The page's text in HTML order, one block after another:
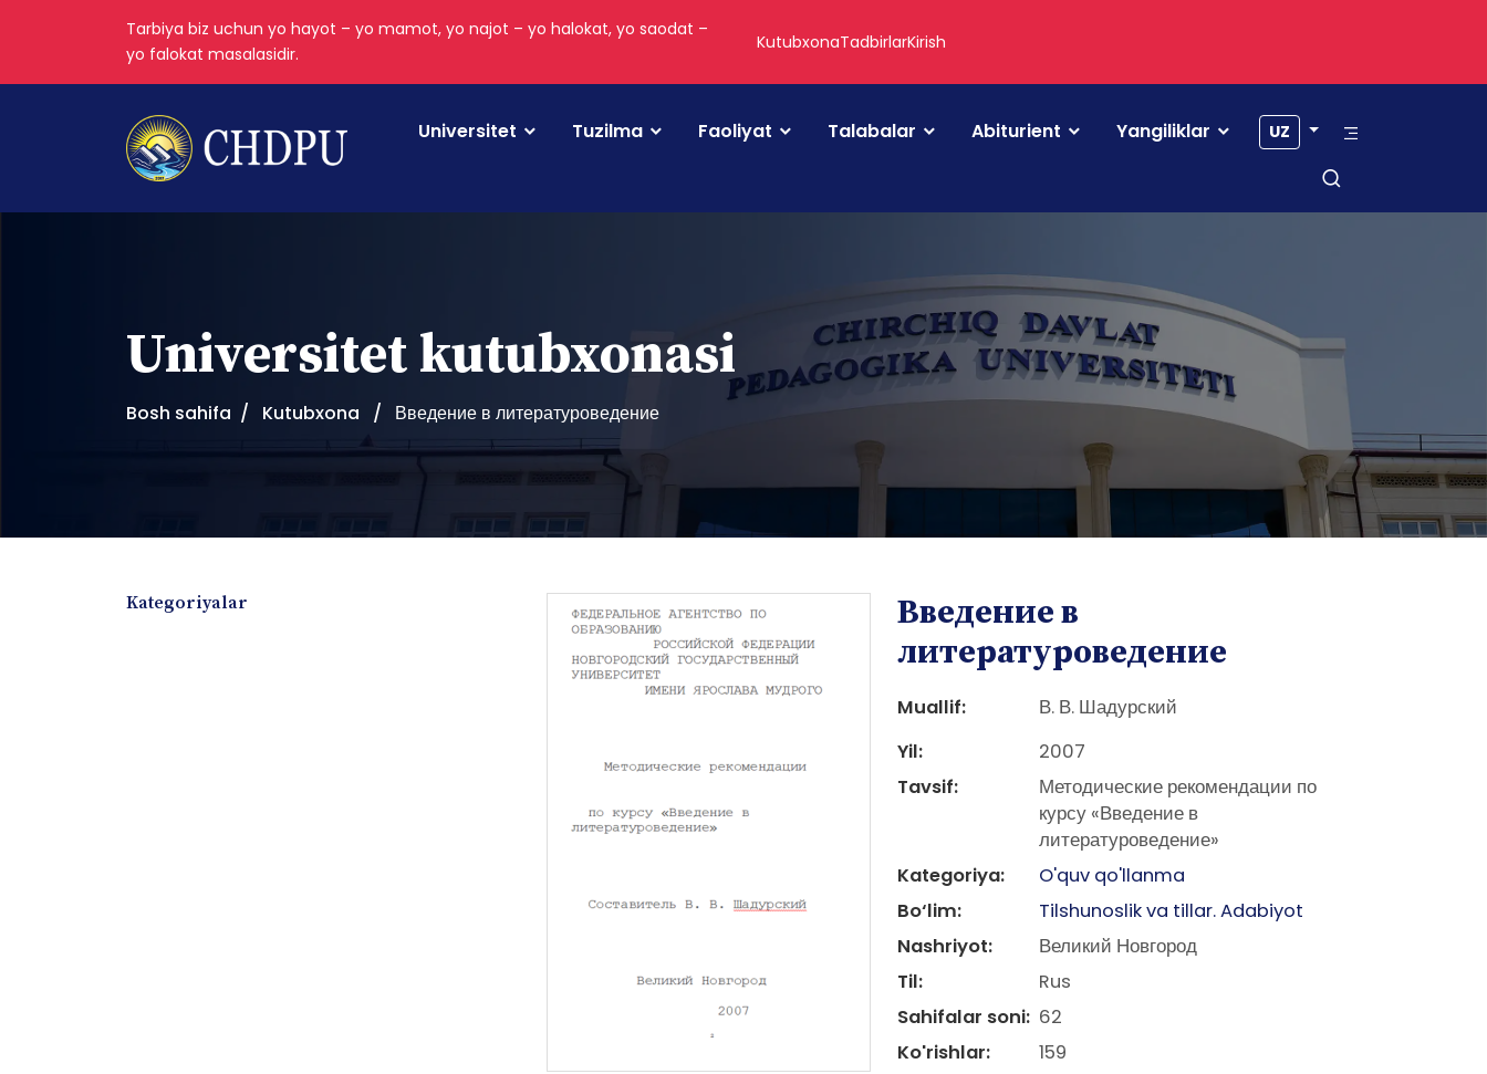
Tarbiya biz uchun yo hayot – yo mamot, yo najot – yo halokat, yo saodat –
yo falokat masalasidir.
KutubxonaTadbirlarKirish
Universitet Tuzilma Faoliyat Talabalar Abiturient Yangiliklar UZ
Universitet kutubxonasi
Bosh sahifa Kutubxona Введение в литературоведение
Kategoriyalar
Введение в
литературоведение
Muallif:
В. В. Шадурский
Yil:
2007
Tavsif:
Методические рекомендации по
курсу «Введение в
литературоведение»
Kategoriya:
O'quv qo'llanma
Bo‘lim:
Tilshunoslik va tillar. Adabiyot
Nashriyot:
Великий Новгород
Til:
Rus
Sahifalar soni: 62
Ko'rishlar:
159